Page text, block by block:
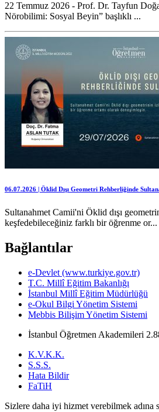
22 Temmuz 2026 - Prof. Dr. Tayfun
Nörobilimi: Sosyal Beyin” başlıklı ...
06.07.2026 | Öklid Dışı Geometri Rehberliğinde
Sultanahmet Camii'ni Öklid dışı
keşfedebileceğiniz farklı bir öğrenme or...
Bağlantılar
e-Devlet (www.turkiye.gov.tr)
T.C. Millî Eğitim Bakanlığı
İstanbul Millî Eğitim Müdürlüğü
e-Okul Bilgi Yönetim Sistemi
Mebbis Bilişim Yönetim Sistemi
İstanbul Öğretmen Akademileri
K.V.K.K.
S.S.S.
Hata Bildir
FaTiH
Sizlere daha iyi hizmet verebilmek adına